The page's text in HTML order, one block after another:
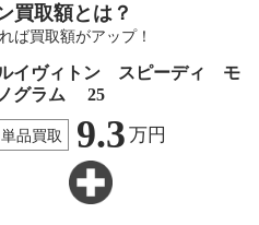
買取額とは？
ば買取額がアップ！
イヴィトン スピーディ モ
ノグラム 25
単品買取 9.3 万円